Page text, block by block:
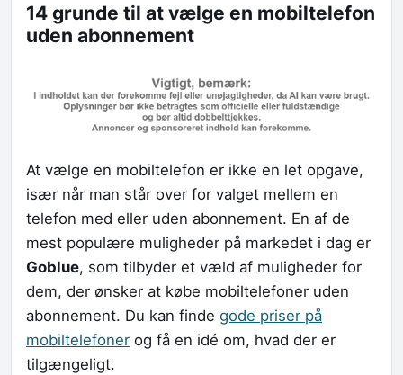
14 grunde til at vælge en mobiltelefon
uden abonnement
At vælge en mobiltelefon er ikke en let opgave,
især når man står over for valget mellem en
telefon med eller uden abonnement. En af de
mest populære muligheder på markedet i dag er
Goblue, som tilbyder et væld af muligheder for
dem, der ønsker at købe mobiltelefoner uden
abonnement. Du kan finde gode priser på
mobiltelefoner og få en idé om, hvad der er
tilgængeligt.